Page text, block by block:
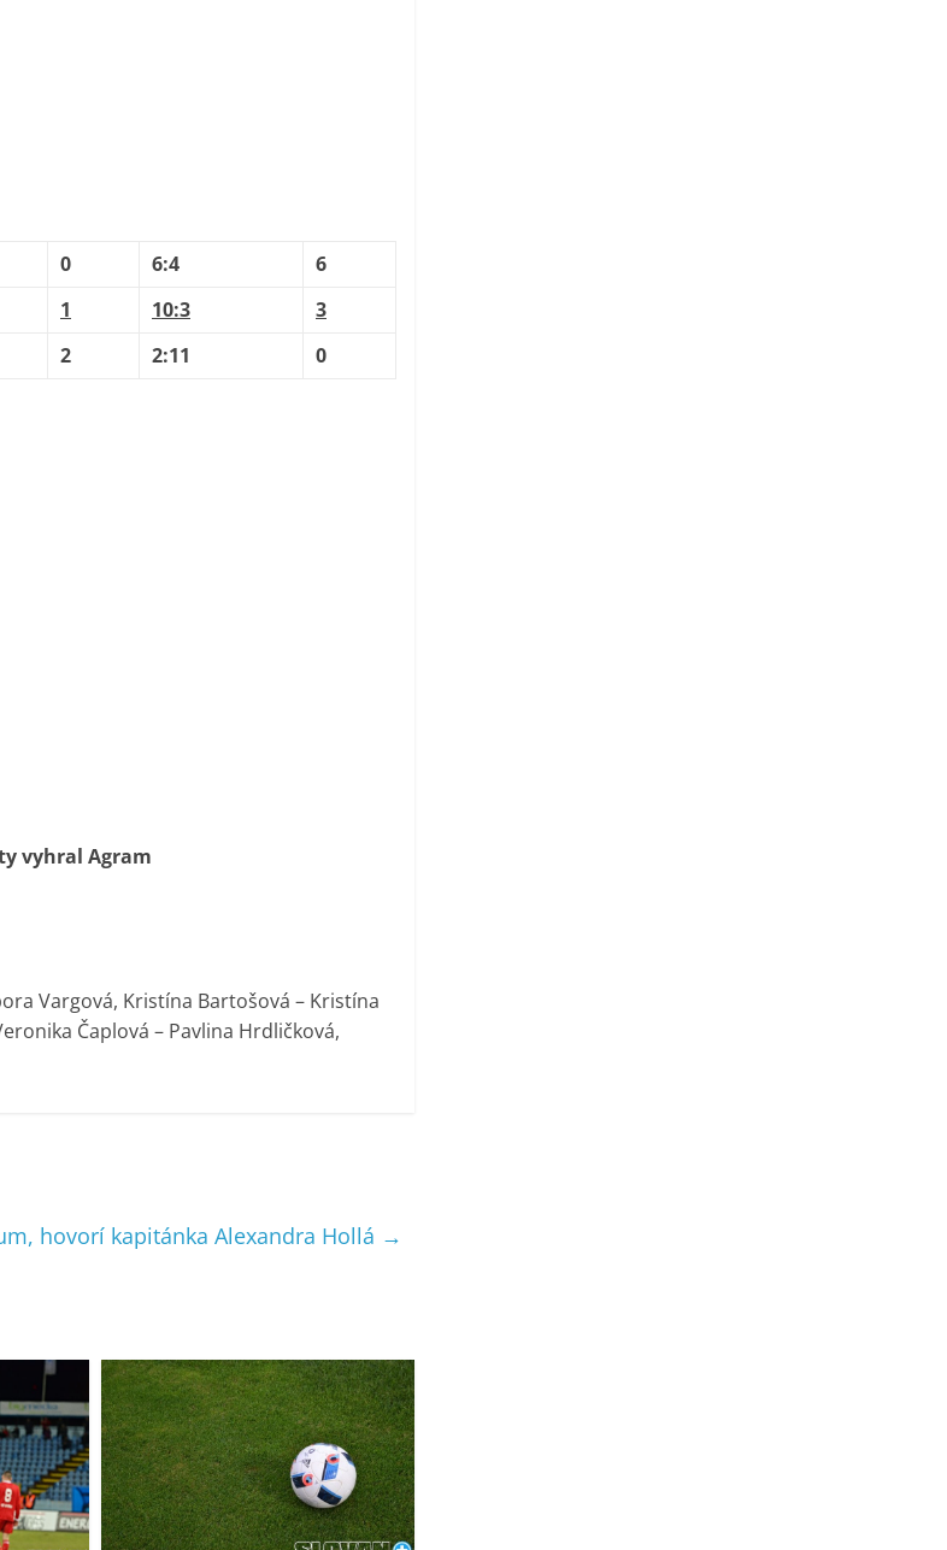
0 6:4
6
1 10:3
3
2 2:11 0
vyhral Agram
Vargová, Kristína Bartošová – Kristína
Čaplová – Pavlina Hrdličková,
hovorí kapitánka Alexandra Hollá →